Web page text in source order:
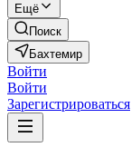
Ещё
Поиск
Бахтемир
Войти
Войти
Зарегистрироваться